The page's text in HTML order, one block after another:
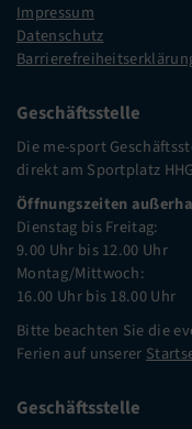
Impressum
Datenschutz
Geschäftsstelle
Die me-sport
direkt am Sportplatz HHG
Öffnungszeiten
Dienstag bis Freitag:
9.00 Uhr bis 12.00 Uhr
Montag/Mittwoch:
16.00 Uhr bis 18.00 Uhr
Bitte beachten Sie die
Ferien auf unserer
Geschäftsstelle